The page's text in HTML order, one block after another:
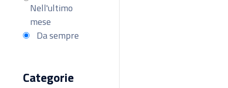
Nell'ultimo
mese
Da sempre
Categorie